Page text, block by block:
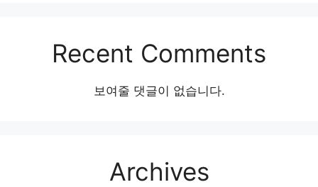
Recent Comments
보여줄 댓글이 없습니다.
Archives